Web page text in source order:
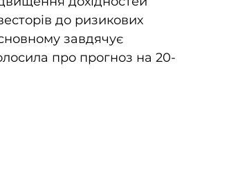
до ризикових
завдячує
про прогноз на 20-